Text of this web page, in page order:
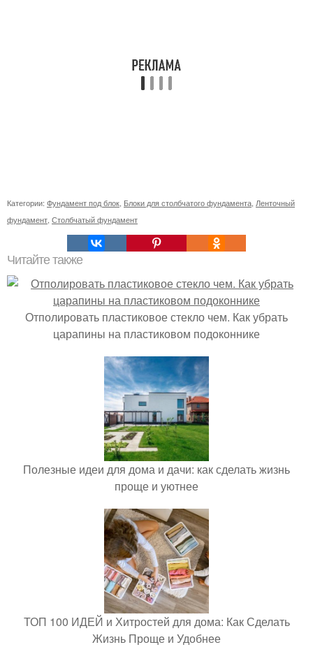
Категории: Фундамент под блок Блоки для столбчатого фундамента Ленточный
фундамент Столбчатый фундамент
Читайте также
Отполировать пластиковое стекло чем. Как убрать
царапины на пластиковом подоконнике
Полезные идеи для дома и дачи: как сделать жизнь
проще и уютнее
ТОП 100 ИДЕЙ и Хитростей для дома: Как Сделать
Жизнь Проще и Удобнее